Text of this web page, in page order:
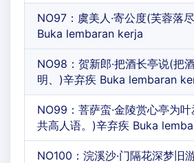
NO97：虞美人·寄公度(芙蓉落
Buka lembaran kerja
NO98：贺新郎·把酒长亭说(把
明、)辛弃疾 Buka lembaran
NO99：菩萨蛮·金陵赏心亭为
共高人语。)辛弃疾 Buka
NO100：浣溪沙·门隔花深梦旧